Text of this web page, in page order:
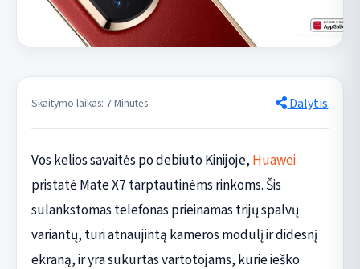
Skaitymo laikas: 7 Minutės Dalytis
Vos kelios savaitės po debiuto Kinijoje,Huawei
pristatė Mate X7 tarptautinėms rinkoms. Šis
sulankstomas telefonas prieinamas trijų spalvų
variantų, turi atnaujintą kameros modulį ir didesnį
ekraną, ir yra sukurtas vartotojams, kurie ieško